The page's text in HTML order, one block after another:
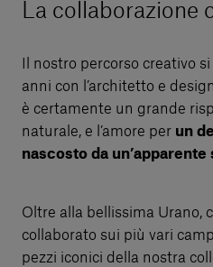
La collaborazione
Il nostro percorso creativo
anni con l’architetto e
è certamente un grande
naturale, e l’amore per un
nascosto da
Oltre alla bellissima Urano,
collaborato sui più vari
pezzi iconici della nostra